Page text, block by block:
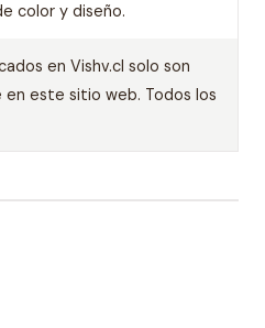
color y diseño.
en Vishv.cl solo son
en este sitio web. Todos los